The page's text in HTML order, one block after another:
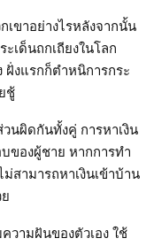
ขาอย่างไรหลังจากนั้น
เด็นถกเถียงในโลก
ฝั่งแรกก็ตำหนิการกระ
ชู้
นผิดกันทั้งคู่ การหาเงิน
ของผู้ชาย หากการทำ
สามารถหาเงินเข้าบ้าน
วามฝันของตัวเอง ใช้